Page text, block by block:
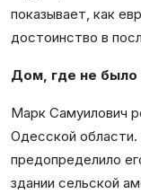
показывает, как
достоинство в
Дом, где не было
Марк Самуилович
Одесской
предопределило
здании сельской